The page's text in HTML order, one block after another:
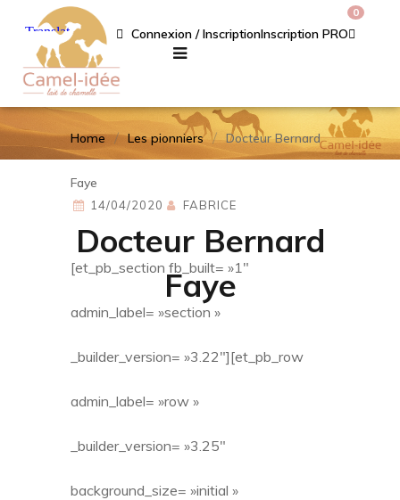
Connexion / InscriptionInscription PRO
0
Home Les pionniers Docteur Bernard
Faye
Docteur Bernard
Faye
14/04/2020 FABRICE
[et_pb_section fb_built= »1″
admin_label= »section »
_builder_version= »3.22″][et_pb_row
admin_label= »row »
_builder_version= »3.25″
background_size= »initial »